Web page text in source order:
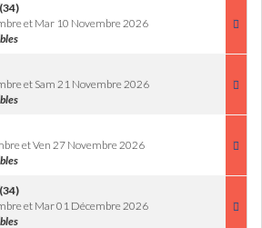
et Mar 10 Novembre 2026
et Sam 21 Novembre 2026
et Ven 27 Novembre 2026
et Mar 01 Décembre 2026